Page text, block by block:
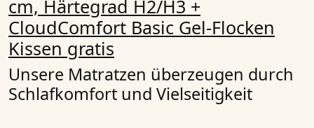
cm, Härtegrad H2/H3 +
CloudComfort Basic Gel-Flocken
Kissen gratis
Unsere Matratzen überzeugen durch
Schlafkomfort und Vielseitigkeit